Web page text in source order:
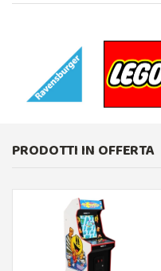
PRODOTTI IN OFFERTA